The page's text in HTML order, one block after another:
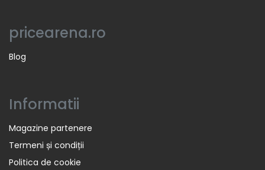
pricearena.ro
Blog
Informatii
Magazine partenere
Termeni și condiții
Politica de cookie